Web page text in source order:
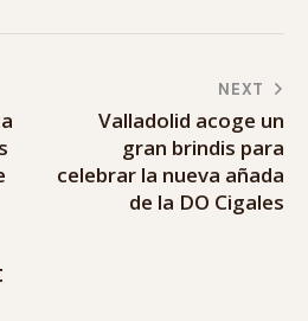
NEXT
Valladolid acoge un
gran brindis para
celebrar la nueva añada
de la DO Cigales